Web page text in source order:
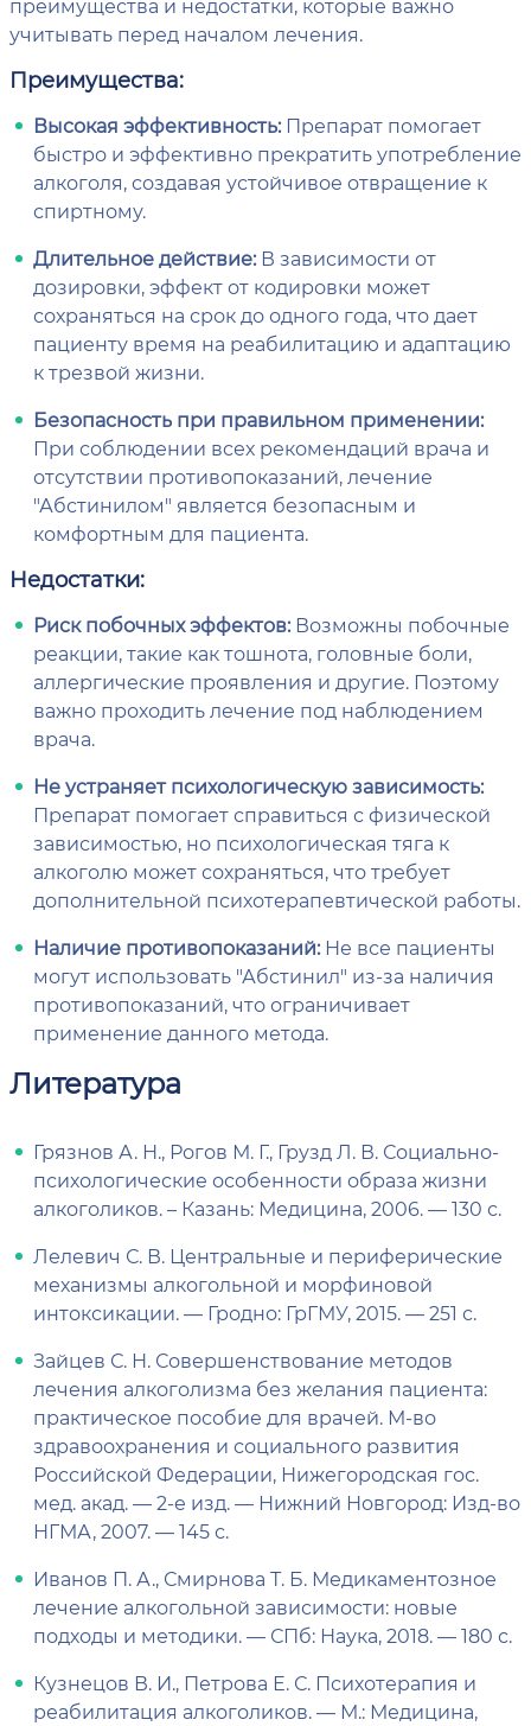
преимущества и недостатки, которые важно
учитывать перед началом лечения.
Преимущества:
Высокая эффективность:Препарат помогает
быстро и эффективно прекратить употребление
алкоголя, создавая устойчивое отвращение к
спиртному.
Длительное действие:В зависимости от
дозировки, эффект от кодировки может
сохраняться на срок до одного года, что дает
пациенту время на реабилитацию и адаптацию
к трезвой жизни.
Безопасность при правильном применении:
При соблюдении всех рекомендаций врача и
отсутствии противопоказаний, лечение
"Абстинилом" является безопасным и
комфортным для пациента.
Недостатки:
Риск побочных эффектов:Возможны побочные
реакции, такие как тошнота, головные боли,
аллергические проявления и другие. Поэтому
важно проходить лечение под наблюдением
врача.
Не устраняет психологическую зависимость:
Препарат помогает справиться с физической
зависимостью, но психологическая тяга к
алкоголю может сохраняться, что требует
дополнительной психотерапевтической работы.
Наличие противопоказаний:Не все пациенты
могут использовать "Абстинил" из-за наличия
противопоказаний, что ограничивает
применение данного метода.
Литература
Грязнов А. Н., Рогов М. Г., Грузд Л. В. Социально-
психологические особенности образа жизни
алкоголиков. – Казань: Медицина, 2006. — 130 с.
Лелевич С. В. Центральные и периферические
механизмы алкогольной и морфиновой
интоксикации. — Гродно: ГрГМУ, 2015. — 251 с.
Зайцев С. Н. Совершенствование методов
лечения алкоголизма без желания пациента:
практическое пособие для врачей. М-во
здравоохранения и социального развития
Российской Федерации, Нижегородская гос.
мед. акад. — 2-е изд. — Нижний Новгород: Изд-во
НГМА, 2007. — 145 с.
Иванов П. А., Смирнова Т. Б. Медикаментозное
лечение алкогольной зависимости: новые
подходы и методики. — СПб: Наука, 2018. — 180 с.
Кузнецов В. И., Петрова Е. С. Психотерапия и
реабилитация алкоголиков. — М.: Медицина,